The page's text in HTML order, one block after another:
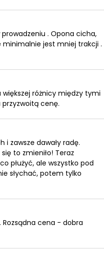
. Opona cicha,
minimalnie jest mniej trakcji .
różnicy między tymi
cenę.
i zawsze dawały radę.
to zmieniło! Teraz
płużyć, ale wszystko pod
słychać, potem tylko
cena - dobra